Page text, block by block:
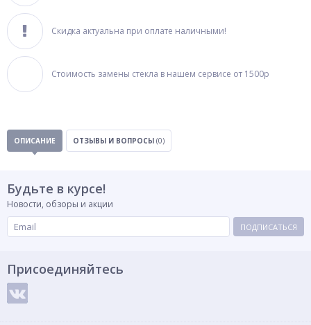
Скидка актуальна при оплате наличными!
Стоимость замены стекла в нашем сервисе от 1500р
ОПИСАНИЕ ОТЗЫВЫ И ВОПРОСЫ (0)
Будьте в курсе!
Новости, обзоры и акции
ПОДПИСАТЬСЯ
Присоединяйтесь